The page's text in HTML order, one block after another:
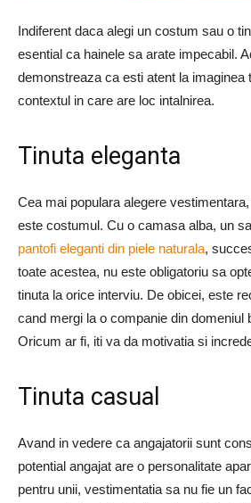
Indiferent daca alegi un costum sau o
esential ca hainele sa arate impecabil.
demonstreaza ca esti atent la imaginea
contextul in care are loc intalnirea.
Tinuta eleganta
Cea mai populara alegere
este costumul. Cu o camasa alba, un
pantofi eleganti din piele naturala,
toate acestea, nu este obligatoriu sa
tinuta la orice interviu. De obicei, este
cand mergi la o companie din domeniul
Oricum ar fi, iti va da motivatia si
Tinuta casual
Avand in vedere ca angajatorii sunt
potential angajat are o personalitate
pentru unii, vestimentatia sa nu fie un